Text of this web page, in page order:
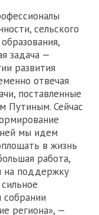
сельского
задача —
развития
отвечая
поставленные
Путиным. Сейчас
мы идем
в жизнь
работа,
на поддержку
региона», —